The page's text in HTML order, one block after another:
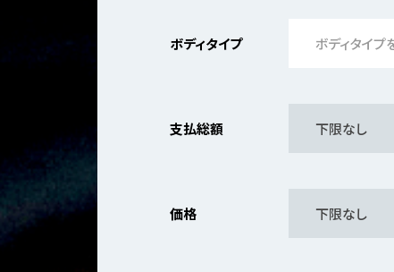
ボディタイプ ボディタイプ
支払総額 下限なし
価格 下限なし